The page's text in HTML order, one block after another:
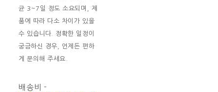
균 3~7일 정도 소요되며, 제
품에 따라 다소 차이가 있을
수 있습니다. 정확한 일정이
궁금하신 경우, 언제든 편하
게 문의해 주세요.
배송비 -